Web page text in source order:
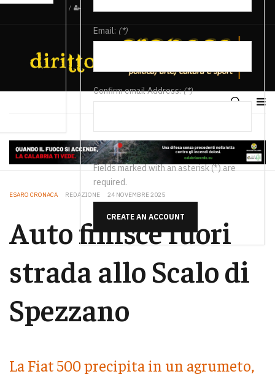
/
Email: (*)
Confirm email Address:(*)
Fields marked with an asterisk (*) are
required.
CREATE AN ACCOUNT
ESARO CRONACA REDAZIONE 24 NOVEMBRE 2025
Auto finisce fuori
strada allo Scalo di
Spezzano
La Fiat 500 precipita in un agrumeto,